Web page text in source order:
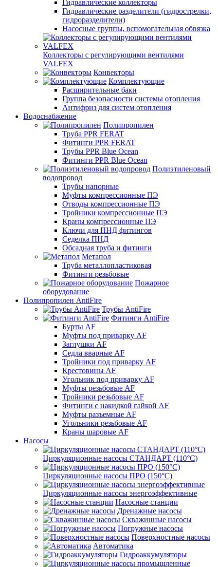
Гидравлические коллекторы
Гидравлические разделители (гидрострелки,
гидроразделители)
Насосные группы, вспомогательная обвязка
Коллекторы с регулирующими вентилями
VALFEX
Конвекторы
Комплектующие
Расширительные баки
Группа безопасности системы отопления
Антифриз для систем отопления
Водоснабжение
Полипропилен
Труба PPR FERAT
Фитинги PPR FERAT
Трубы PPR Blue Ocean
Фитинги PPR Blue Ocean
Полиэтиленовый
водопровод
Трубы напорные
Муфты компрессионные ПЭ
Отводы компрессионные ПЭ
Тройники компрессионные ПЭ
Краны компрессионные ПЭ
Ключи для ПНД фитингов
Седелка ПНД
Обсадная труба и фитинги
Метапол
Труба металлопластиковая
Фитинги резьбовые
Пожарное
оборудование
Полипропилен AntiFire
Трубы AntiFire
Фитинги AntiFire
Бурты AF
Муфты под приварку AF
Заглушки AF
Седла вварные AF
Тройники под приварку AF
Крестовины AF
Угольник под приварку AF
Муфты резьбовые AF
Тройники резьбовые AF
Фитинги с накидкой гайкой AF
Муфты разъемные AF
Угольники резьбовые AF
Краны шаровые AF
Насосы
Циркуляционные насосы СТАНДАРТ (110°C)
Циркуляционные насосы ПРО (150°C)
Циркуляционные насосы энергоэффективные
Насосные станции
Дренажные насосы
Скважинные насосы
Погружные насосы
Поверхностные насосы
Автоматика
Гидроаккумуляторы